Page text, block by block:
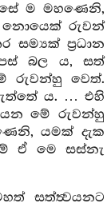
ම මහණෙනි,
රුවන්
සම්‍යක් ප්‍රධාන
බල ය, සත්
රුවන්හු වෙත්.
ය. … එහි
මේ රුවන්හු
යමක් දැක
ඒ මෙ සස්නැ
සත්ත්‍වයනට